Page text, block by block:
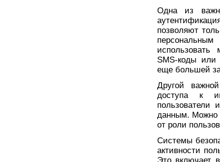
Одна из
позволяют
использовать
SMS-коды или
еще большей
Другой
доступа к
пользователи
данным. Можно
от роли
Системы
активности